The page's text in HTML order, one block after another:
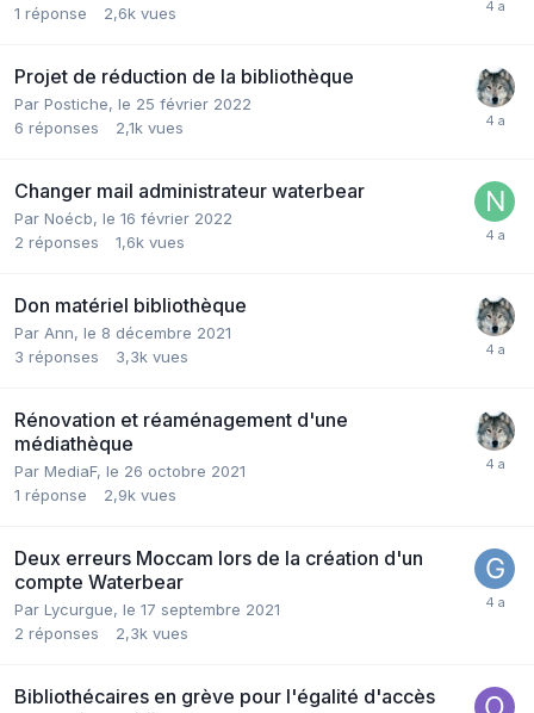
1 réponse 2,6k vues
Projet de réduction de la bibliothèque
Par Postiche, le 25 février 2022
6 réponses 2,1k vues
Changer mail administrateur waterbear
Par Noécb, le 16 février 2022
2 réponses 1,6k vues
Don matériel bibliothèque
Par Ann, le 8 décembre 2021
3 réponses 3,3k vues
Rénovation et réaménagement d'une
médiathèque
Par MediaF, le 26 octobre 2021
1 réponse 2,9k vues
Deux erreurs Moccam lors de la création d'un
compte Waterbear
Par Lycurgue, le 17 septembre 2021
2 réponses 2,3k vues
Bibliothécaires en grève pour l'égalité d'accès